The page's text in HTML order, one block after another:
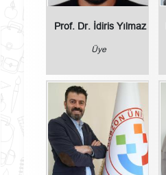
Prof. Dr. İdiris Yılmaz
Üye